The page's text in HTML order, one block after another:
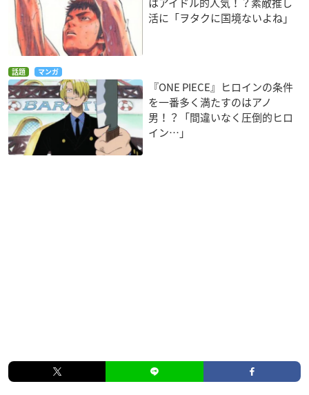
活に「ヲタクに国境ないよね」
話題 マンガ
『ONE PIECE』ヒロインの条件
を一番多く満たすのはアノ
男！？「間違いなく圧倒的ヒロ
イン…」